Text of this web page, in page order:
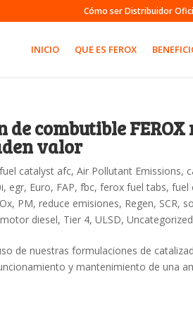
Cómo ser Distribuidor
INICIO QUE ES FEROX
combutible FEROX
valor
catalyst afc,Air Pollutant Emissions,
, egr, Euro, FAP,fbc,ferox fuel tabs,fuel
, PM,reduce emisiones, Regen, SCR,
diesel, Tier 4,ULSD,Uncategorized
de nuestras formulaciones de
y mantenimiento de una